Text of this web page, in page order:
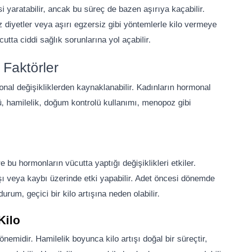
yaratabilir, ancak bu süreç de bazen aşırıya kaçabilir.
diyetler veya aşırı egzersiz gibi yöntemlerle kilo vermeye
ciddi sağlık sorunlarına yol açabilir.
Faktörler
değişikliklerden kaynaklanabilir. Kadınların hormonal
hamilelik, doğum kontrolü kullanımı, menopoz gibi
bu hormonların vücutta yaptığı değişiklikleri etkiler.
veya kaybı üzerinde etki yapabilir. Adet öncesi dönemde
geçici bir kilo artışına neden olabilir.
Hamilelik boyunca kilo artışı doğal bir süreçtir,